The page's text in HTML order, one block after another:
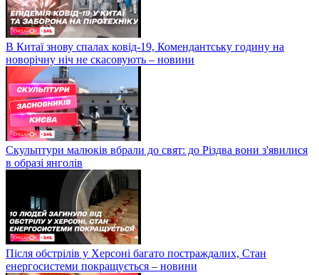
В Китаї знову спалах ковід-19, Комендантську годину на
новорічну ніч не скасовують – новини
Скульптури малюків вбрали до свят: до Різдва вони з'явилися
в образі янголів
Після обстрілів у Херсоні багато постраждалих, Стан
енергосистеми покращується – новини